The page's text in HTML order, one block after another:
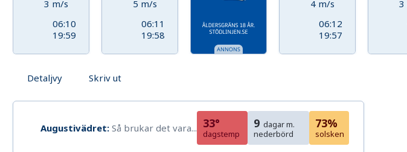
3 m/s
06:10
19:59
5 m/s
06:11
19:58
4 m/s
06:12
19:57
3
Detaljvy Skriv ut
Augustivädret: Så brukar det vara... 33°
dagstemp
9 dagar m.
nederbörd
73%
solsken